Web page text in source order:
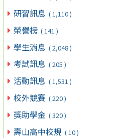
研習訊息 ( 1,110 )
榮譽榜 ( 141 )
學生消息 ( 2,048 )
考試訊息 ( 205 )
活動訊息 ( 1,531 )
校外競賽 ( 220 )
獎助學金 ( 320 )
壽山高中校規 ( 10 )